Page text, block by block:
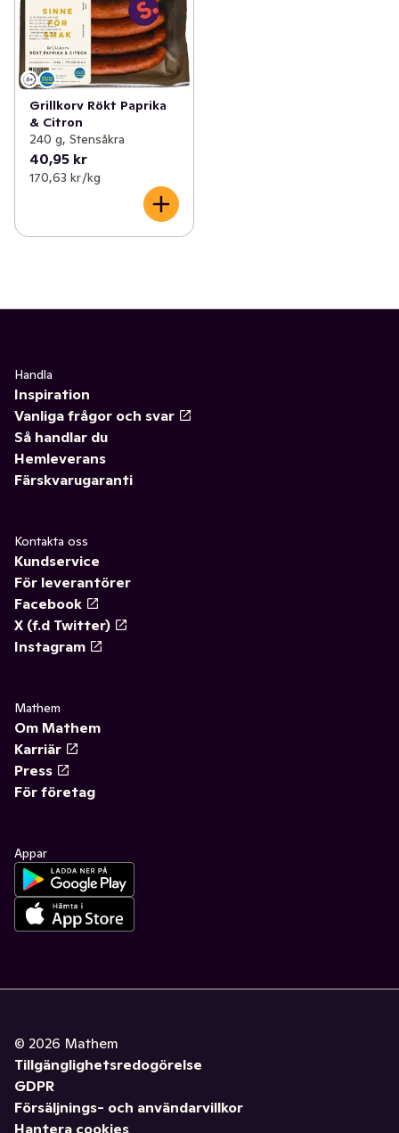
Grillkorv Rökt Paprika
& Citron
240 g, Stensåkra
40,95 kr
170,63 kr /kg
Handla
Inspiration
Vanliga frågor och svar
Så handlar du
Hemleverans
Färskvarugaranti
Kontakta oss
Kundservice
För leverantörer
Facebook
X (f.d Twitter)
Instagram
Mathem
Om Mathem
Karriär
Press
För företag
Appar
© 2026 Mathem
Tillgänglighetsredogörelse
GDPR
Försäljnings- och användarvillkor
Hantera cookies